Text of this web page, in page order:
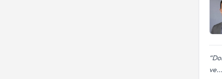
ve...